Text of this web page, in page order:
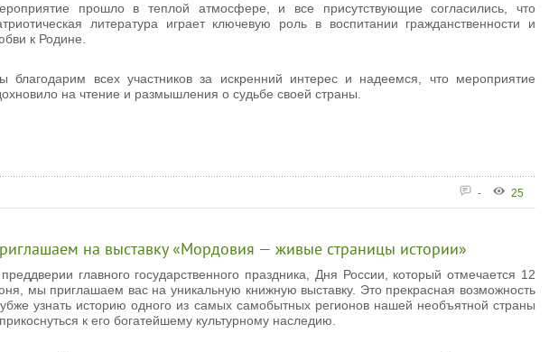
прошло в теплой атмосфере, и все присутствующие согласились, что
литература играет ключевую роль в воспитании гражданственности и
к Родине.
благодарим всех участников за искренний интерес и надеемся, что мероприятие
на чтение и размышления о судьбе своей страны.
- 25
на выставку «Мордовия — живые страницы истории»
главного государственного праздника, Дня России, который отмечается 12
мы приглашаем вас на уникальную книжную выставку. Это прекрасная возможность
узнать историю одного из самых самобытных регионов нашей необъятной страны
к его богатейшему культурному наследию.